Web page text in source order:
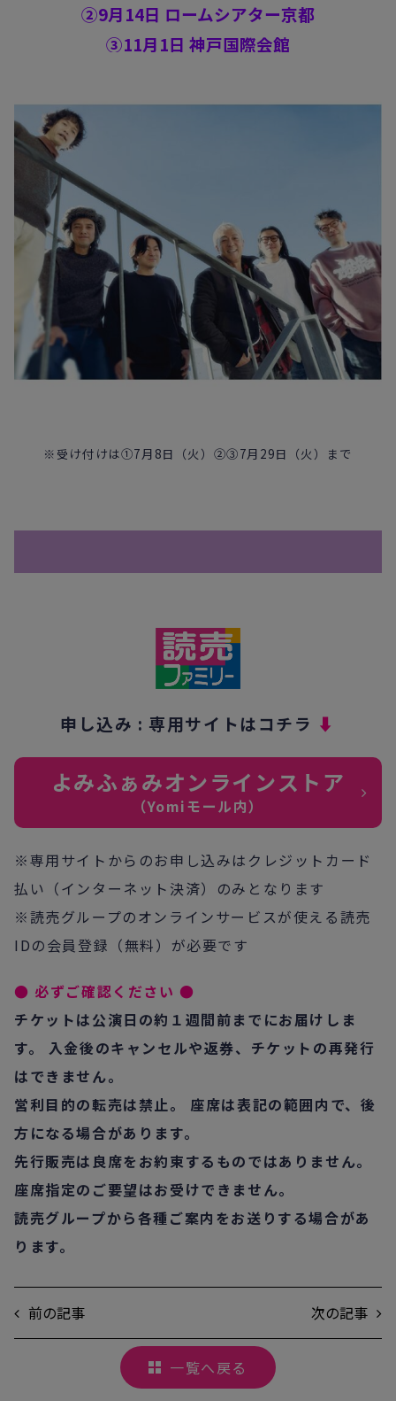
②9月14日 ロームシアター京都
③11月1日 神戸国際会館
※受け付けは①7月8日（火）②③7月29日（火）まで
申し込み : 専用サイトはコチラ ⬇︎
よみふぁみオンラインストア
（Yomiモール内）
※専用サイトからのお申し込みはクレジットカード
払い（インターネット決済）のみとなります
※読売グループのオンラインサービスが使える読売
IDの会員登録（無料）が必要です
● 必ずご確認ください ●
チケットは公演日の約１週間前までにお届けしま
す。 入金後のキャンセルや返券、チケットの再発行
はできません。
営利目的の転売は禁止。 座席は表記の範囲内で、 後
方になる場合があります。
先行販売は良席をお約束するものではありません。
座席指定のご要望はお受けできません。
読売グループから各種ご案内をお送りする場合があ
ります。
前の記事 次の記事
一覧へ戻る